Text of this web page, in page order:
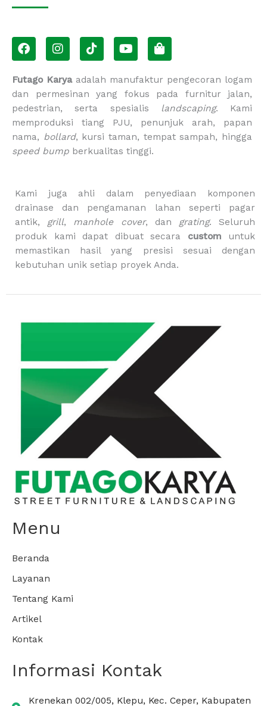
F
a
e
b
o
o
k
I
n
t
a
g
r
a
m
T
i
t
o
k
Y
o
t
u
b
e
S
h
p
p
i
n
g
-
Futago Karyaadalah manufaktur pengecoran logam
dan permesinan yang fokus pada furnitur jalan,
pedestrian, serta spesialis landscaping. Kami
memproduksi tiang PJU, penunjuk arah, papan
nama, bollard, kursi taman, tempat sampah, hingga
speed bump berkualitas tinggi.
Kami juga ahli dalam penyediaan komponen
drainase dan pengamanan lahan seperti pagar
antik, grill, manhole cover, dan grating. Seluruh
produk kami dapat dibuat secara custom untuk
memastikan hasil yang presisi sesuai dengan
kebutuhan unik setiap proyek Anda.
Menu
Beranda
Layanan
Tentang Kami
Artikel
Kontak
Informasi Kontak
Krenekan 002/005, Klepu, Kec. Ceper, Kabupaten